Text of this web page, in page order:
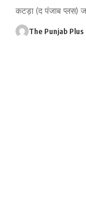
कटड़ा (द पंजाब प्लस)
The Punjab Plus